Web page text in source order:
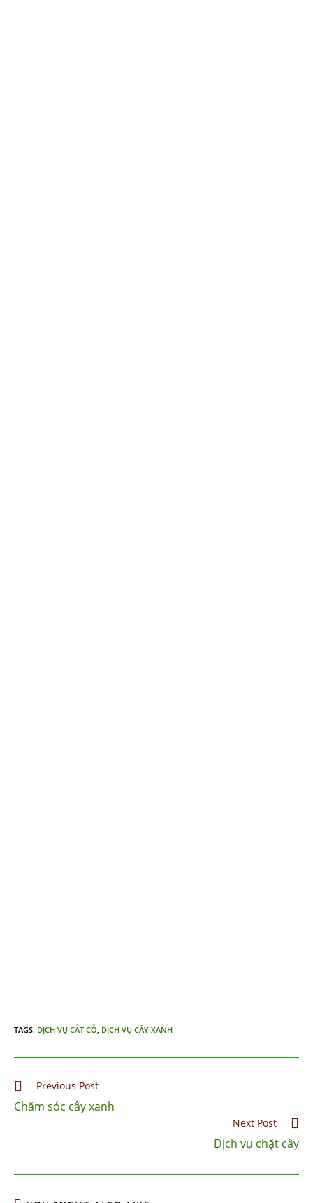
TAGS: DỊCH VỤ CẮT CỎ, DỊCH VỤ CÂY XANH
Previous Post
Chăm sóc cây xanh
Next Post
Dịch vụ chặt cây